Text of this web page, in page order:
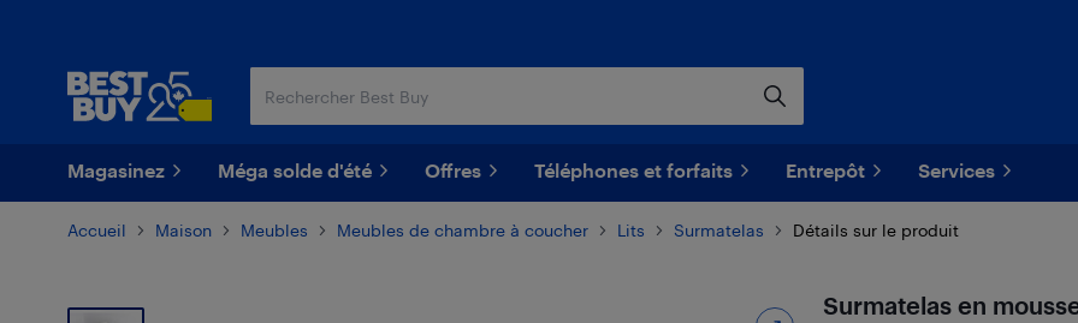
Magasinez Méga solde d'été Offres Téléphones et forfaits Entrepôt Services
Accueil Maison Meubles Meubles de chambre à coucher Lits Surmatelas Détails sur le produit
Surmatelas en